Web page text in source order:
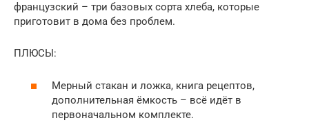
французский – три базовых сорта хлеба, которые
приготовит в дома без проблем.
ПЛЮСЫ:
Мерный стакан и ложка, книга рецептов,
дополнительная ёмкость – всё идёт в
первоначальном комплекте.